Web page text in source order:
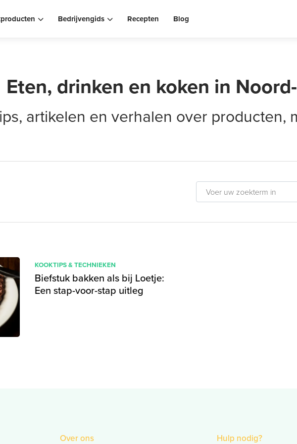
Bedrijvengids Recepten Blog
Eten, drinken en koken in
artikelen en verhalen over producten,
KOOKTIPS & TECHNIEKEN
Biefstuk bakken als bij Loetje:
Een stap-voor-stap uitleg
Over ons Hulp nodig?